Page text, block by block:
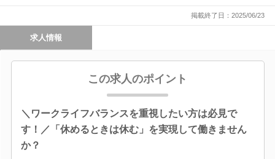
掲載終了日：2025/06/23
求人情報
この求人のポイント
＼ワークライフバランスを重視したい方は必見で
す！／「休めるときは休む」を実現して働きません
か？